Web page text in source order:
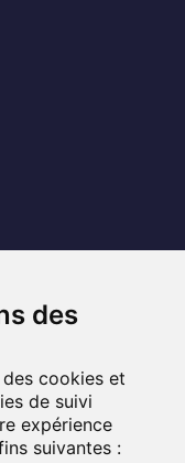
des
cookies et
de suivi
expérience
suivantes :